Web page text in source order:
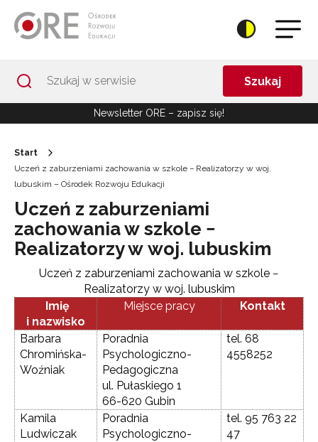
Szukaj
Newsletter ORE – zapisz się!
Start
Uczeń z zaburzeniami zachowania w szkole − Realizatorzy w woj.
lubuskim – Ośrodek Rozwoju Edukacji
Uczeń z zaburzeniami
zachowania w szkole −
Realizatorzy w woj. lubuskim
Uczeń z zaburzeniami zachowania w szkole −
Realizatorzy w woj. lubuskim
Imię
i nazwisko
Miejsce pracy Kontakt
Barbara
Chromińska-
Woźniak
Poradnia
Psychologiczno-
Pedagogiczna
ul. Pułaskiego 1
66-620 Gubin
tel. 68
4558252
Kamila
Ludwiczak
Poradnia
Psychologiczno-
tel. 95 763 22
47